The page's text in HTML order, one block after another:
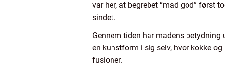
var her, at begrebet “mad god” først
sindet.
Gennem tiden har madens
en kunstform i sig selv, hvor kokke
fusioner.